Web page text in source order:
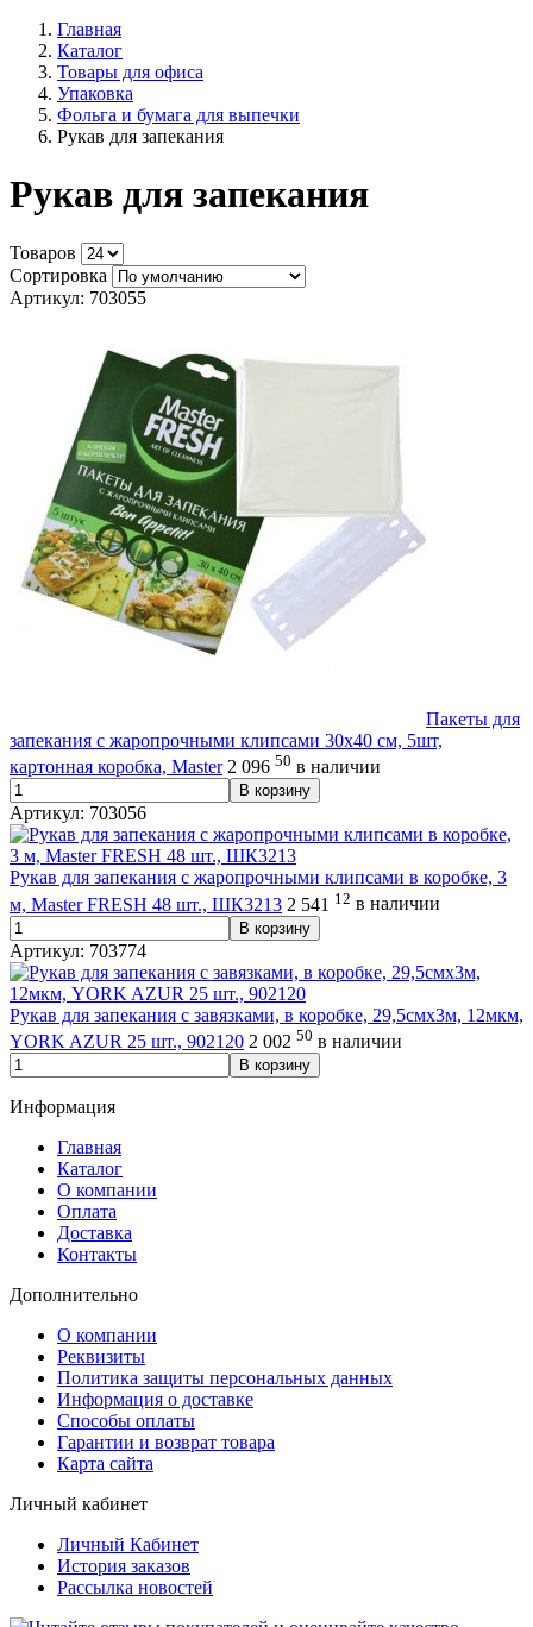
Главная
Каталог
Товары для офиса
Упаковка
Фольга и бумага для выпечки
Рукав для запекания
Рукав для запекания
Товаров
Сортировка
Артикул: 703055
Пакеты для
запекания с жаропрочными клипсами 30х40 см, 5шт,
картонная коробка, Master 2 096 50 в наличии
В корзину
Артикул: 703056
Рукав для запекания с жаропрочными клипсами в коробке, 3
м, Master FRESH 48 шт., ШК3213 2 541 12 в наличии
В корзину
Артикул: 703774
Рукав для запекания с завязками, в коробке, 29,5смх3м, 12мкм,
YORK AZUR 25 шт., 902120 2 002 50 в наличии
В корзину
Информация
Главная
Каталог
О компании
Оплата
Доставка
Контакты
Дополнительно
О компании
Реквизиты
Политика защиты персональных данных
Информация о доставке
Способы оплаты
Гарантии и возврат товара
Карта сайта
Личный кабинет
Личный Кабинет
История заказов
Рассылка новостей